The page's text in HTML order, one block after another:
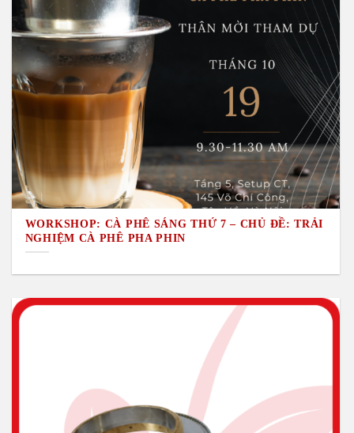
WORKSHOP: CÀ PHÊ SÁNG THỨ 7 – CHỦ ĐỀ: TRẢI
NGHIỆM CÀ PHÊ PHA PHIN